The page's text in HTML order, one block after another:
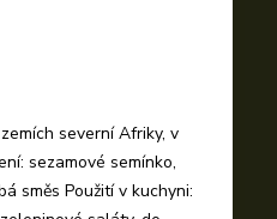
severní Afriky, v
sezamové semínko,
směs Použití v kuchyni: